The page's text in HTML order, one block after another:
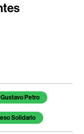
Gustavo Petro
Solidario